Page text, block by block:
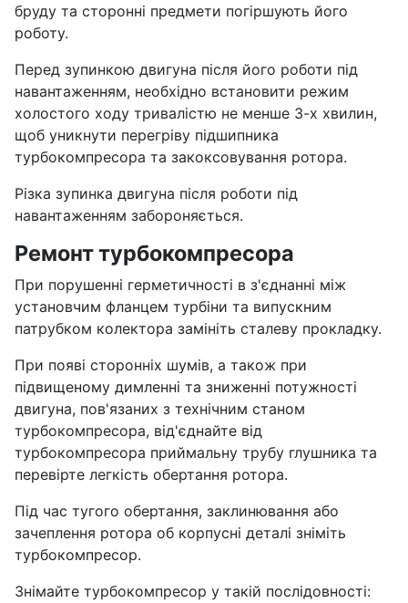
бруду та сторонні предмети погіршують його
роботу.
Перед зупинкою двигуна після його роботи під
навантаженням, необхідно встановити режим
холостого ходу тривалістю не менше 3-х хвилин,
щоб уникнути перегріву підшипника
турбокомпресора та закоксовування ротора.
Різка зупинка двигуна після роботи під
навантаженням забороняється.
Ремонт турбокомпресора
При порушенні герметичності в з'єднанні між
установчим фланцем турбіни та випускним
патрубком колектора замініть сталеву прокладку.
При появі сторонніх шумів, а також при
підвищеному димленні та зниженні потужності
двигуна, пов'язаних з технічним станом
турбокомпресора, від'єднайте від
турбокомпресора приймальну трубу глушника та
перевірте легкість обертання ротора.
Під час тугого обертання, заклинювання або
зачеплення ротора об корпусні деталі зніміть
турбокомпресор.
Знімайте турбокомпресор у такій послідовності: